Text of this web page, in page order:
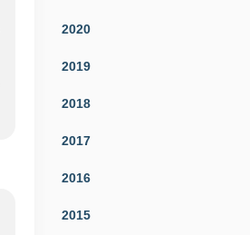
2020
2019
2018
2017
2016
2015